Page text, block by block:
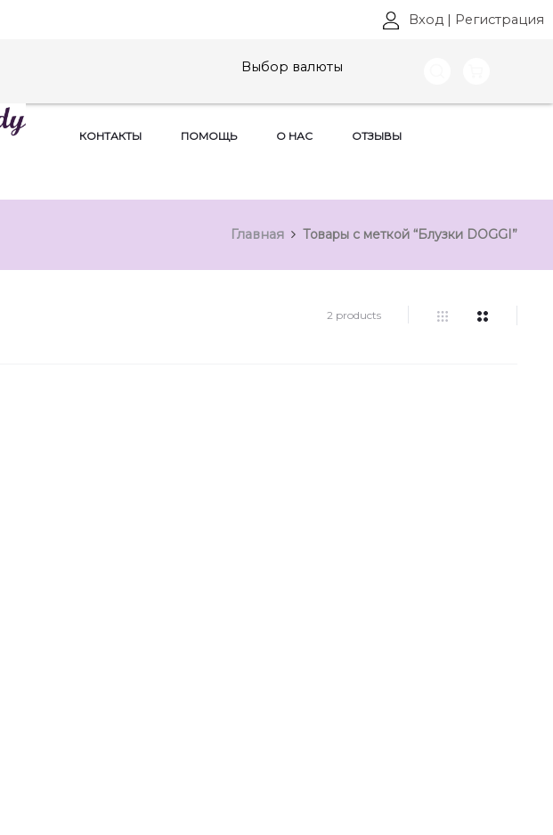
Вход | Регистрация
Выбор валюты
КОНТАКТЫ ПОМОЩЬ О НАС ОТЗЫВЫ
Главная Товары с меткой “Блузки DOGGI”
2 products